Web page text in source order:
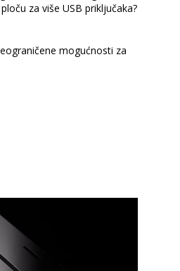
za više USB priključaka?
mogućnosti za